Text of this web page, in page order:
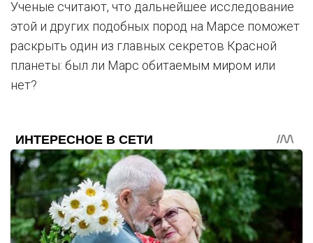
Ученые считают, что дальнейшее исследование
этой и других подобных пород на Марсе поможет
раскрыть один из главных секретов Красной
планеты: был ли Марс обитаемым миром или
нет?